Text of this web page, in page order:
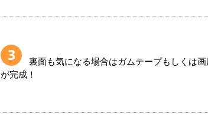
3
裏面も気になる場合はガムテープもしくは
が完成！